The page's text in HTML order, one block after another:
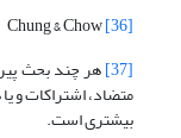
[36]
[37]
هر چند بحث
متضاد، اشتراکات و
بیشتری است.